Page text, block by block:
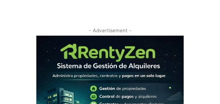
- Advertisement -